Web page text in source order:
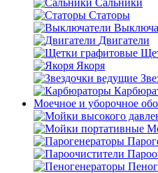
Сальники
Статоры
Двигатели
Якоря
Моечное и уборочное